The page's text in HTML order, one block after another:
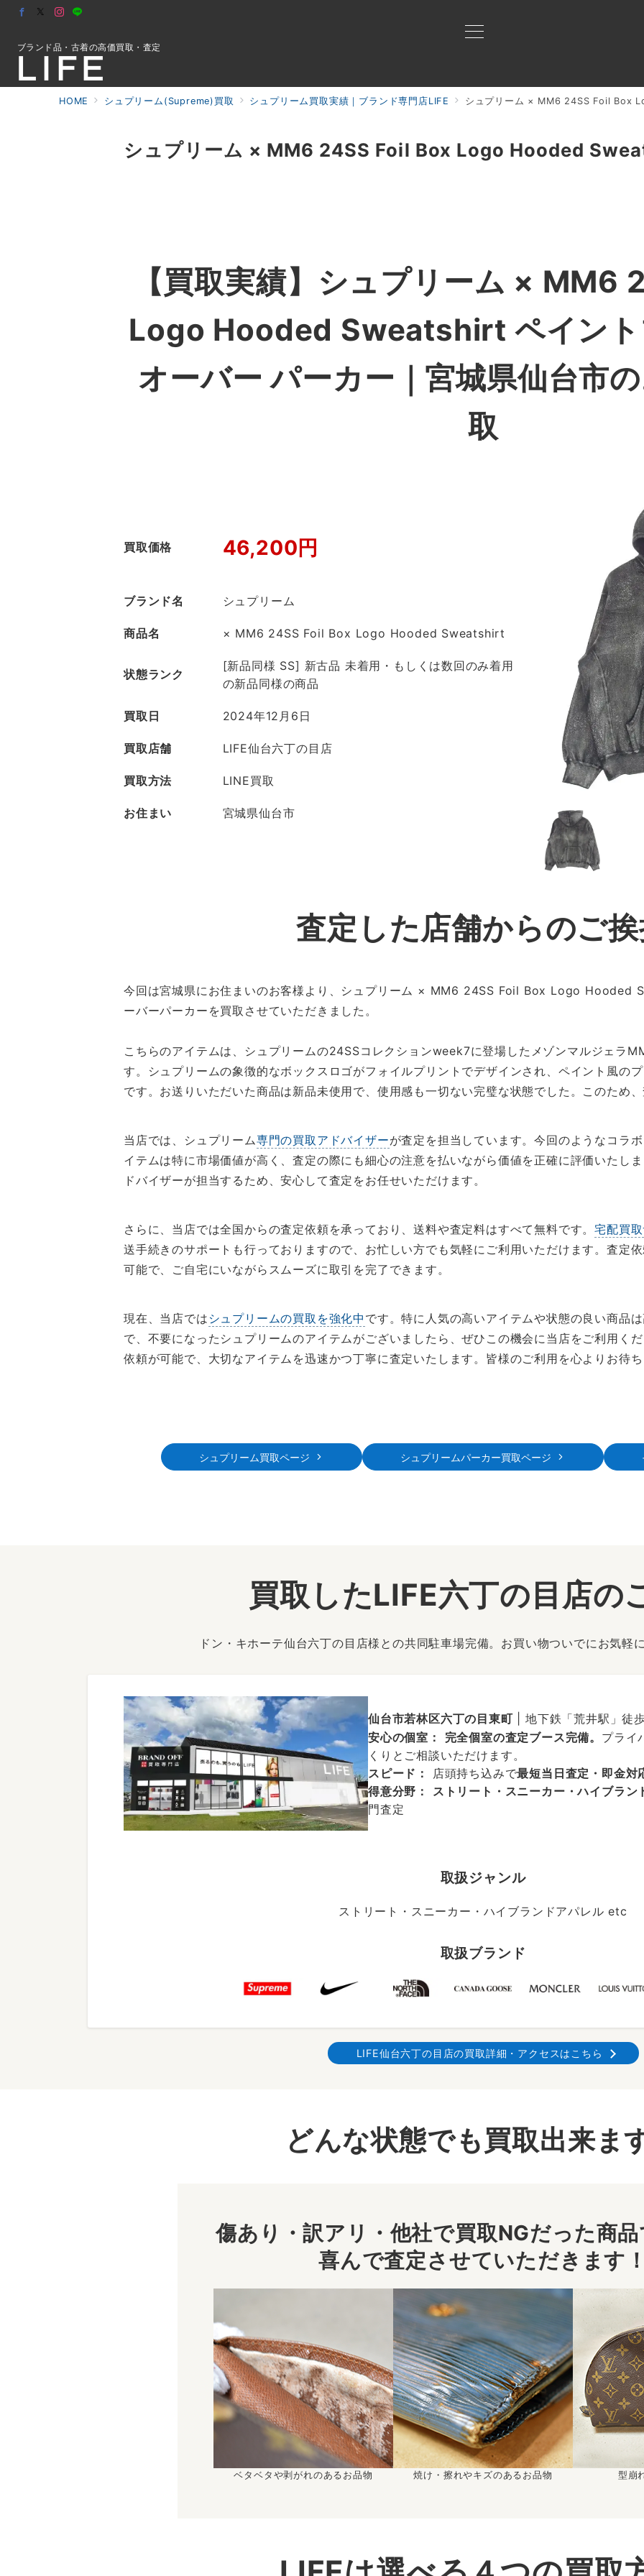
ブランド品・古着の高価買取・査定
HOME シュプリーム(Supreme)買取 シュプリーム買取実績｜ブランド専門店LIFE シュプリーム × MM6 24SS Foil Box
シュプリーム × MM6 24SS Foil Box Logo Hooded
【買取実績】 シュプリーム × MM6
Logo Hooded Sweatshirt ペイント
オーバー パーカー ｜宮城県仙台市
取
買取価格 46,200円
ブランド名 シュプリーム
商品名 × MM6 24SS Foil Box Logo Hooded Sweatshirt
状態ランク
[新品同様 SS] 新古品 未着用・もしくは数回のみ着用
の新品同様の商品
買取日 2024年12月6日
買取店舗 LIFE仙台六丁の目店
買取方法 LINE買取
お住まい 宮城県仙台市
査定した店舗からのご
今回は宮城県にお住まいのお客様より、シュプリーム × MM6 24SS Foil Box Logo Hooded
ーバーパーカーを買取させていただきました。
こちらのアイテムは、シュプリームの24SSコレクションweek7に登場したメゾンマルジェラ
す。シュプリームの象徴的なボックスロゴがフォイルプリントでデザインされ、ペイント風の
です。お送りいただいた商品は新品未使用で、使用感も一切ない完璧な状態でした。このため
当店では、シュプリーム専門の買取アドバイザーが査定を担当しています。今回のようなコラ
イテムは特に市場価値が高く、査定の際にも細心の注意を払いながら価値を正確に評価いたし
ドバイザーが担当するため、安心して査定をお任せいただけます。
さらに、当店では全国からの査定依頼を承っており、送料や査定料はすべて無料です。宅配買
送手続きのサポートも行っておりますので、お忙しい方でも気軽にご利用いただけます。査定
可能で、ご自宅にいながらスムーズに取引を完了できます。
現在、当店では シュプリームの買取を強化中 です。特に人気の高いアイテムや状態の良い商品
で、不要になったシュプリームのアイテムがございましたら、ぜひこの機会に当店をご利用く
依頼が可能で、大切なアイテムを迅速かつ丁寧に査定いたします。皆様のご利用を心よりお待
シュプリーム買取ページ シュプリームパーカー買取ページ
買取したLIFE六丁の目店の
ドン・キホーテ仙台六丁の目店様との共同駐車場完備。お買い物ついでにお気軽
仙台市若林区六丁の目東町| 地下鉄「荒井駅」徒
安心の個室：
完全個室の査定ブース完備。 プライ
くりとご相談いただけます。
スピード：
店頭持ち込みで最短当日査定・即金対
得意分野：
ストリート・スニーカー・ハイブラン
門査定
取扱ジャンル
ストリート・スニーカー・ハイブランドアパレル etc
取扱ブランド
LIFE仙台六丁の目店の買取詳細・アクセスはこちら
どんな状態でも買取出来ま
傷あり・訳アリ・他社で買取NGだった商
喜んで査定させていただきます
ベタベタや剥がれのあるお品物 焼け・擦れやキズのあるお品物 型崩